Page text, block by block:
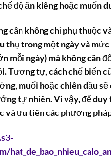
độ ăn kiêng hoặc muốn
cân không chỉ phụ thuộc
thụ trong một ngày và
mỗi ngày) mà không cân
Tương tự, cách chế biến
muối hoặc chiên dầu
tự nhiên. Vì vậy, để
và ưu tiên các phương